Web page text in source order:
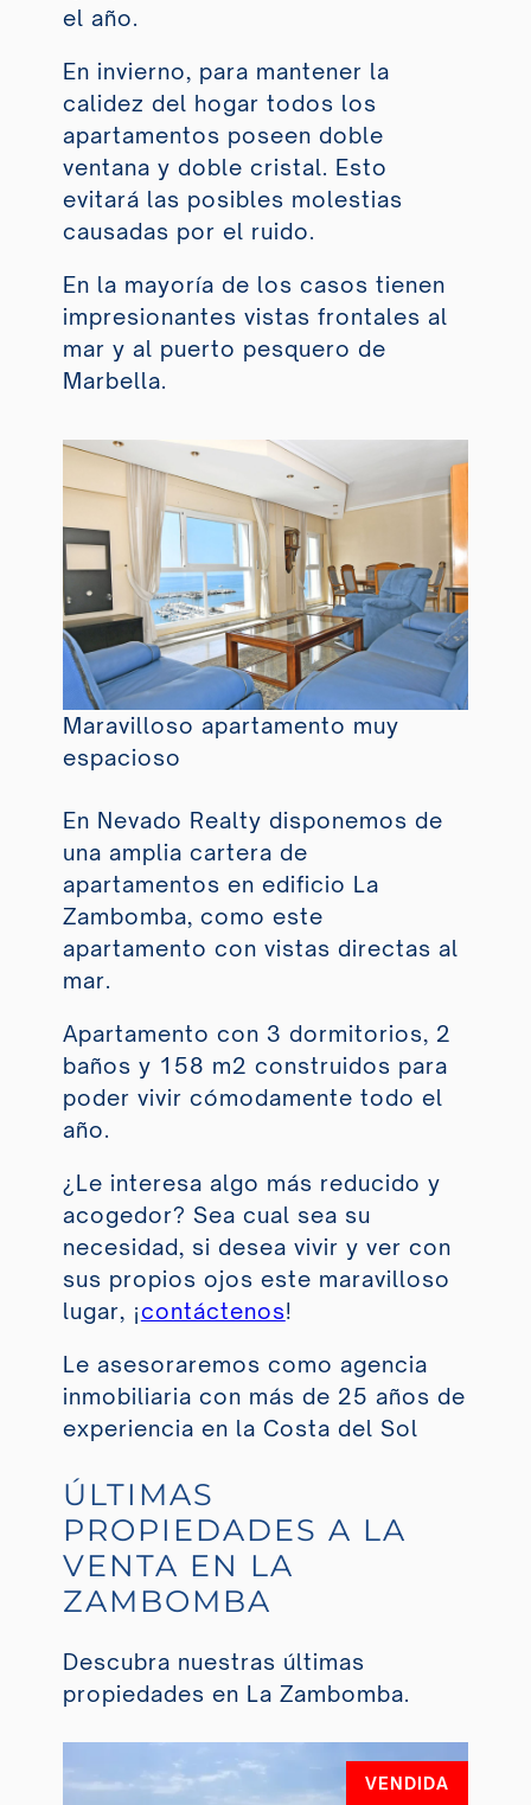
el año.
En invierno, para mantener la
calidez del hogar todos los
apartamentos poseen doble
ventana y doble cristal. Esto
evitará las posibles molestias
causadas por el ruido.
En la mayoría de los casos tienen
impresionantes vistas frontales al
mar y al puerto pesquero de
Marbella.
Maravilloso apartamento muy
espacioso
En Nevado Realty disponemos de
una amplia cartera de
apartamentos en edificio La
Zambomba, como este
apartamento con vistas directas al
mar.
Apartamento con 3 dormitorios, 2
baños y 158 m2 construidos para
poder vivir cómodamente todo el
año.
¿Le interesa algo más reducido y
acogedor? Sea cual sea su
necesidad, si desea vivir y ver con
sus propios ojos este maravilloso
lugar, ¡contáctenos!
Le asesoraremos como agencia
inmobiliaria con más de 25 años de
experiencia en la Costa del Sol
ÚLTIMAS
PROPIEDADES A LA
VENTA EN LA
ZAMBOMBA
Descubra nuestras últimas
propiedades en La Zambomba.
VENDIDA